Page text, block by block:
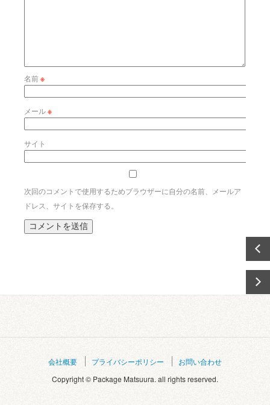
名前※
メール※
サイト
次回のコメントで使用するためブラウザーに自分の名前、メールア
ドレス、サイトを保存する。
会社概要 プライバシーポリシー
お問い合わせ
Copyright © Package Matsuura. all rights reserved.